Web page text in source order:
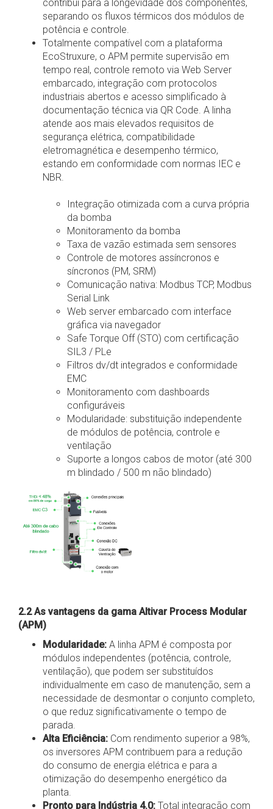
contribui para a longevidade dos componentes,
separando os fluxos térmicos dos módulos de
potência e controle.
Totalmente compatível com a plataforma
EcoStruxure, o APM permite supervisão em
tempo real, controle remoto via Web Server
embarcado, integração com protocolos
industriais abertos e acesso simplificado à
documentação técnica via QR Code. A linha
atende aos mais elevados requisitos de
segurança elétrica, compatibilidade
eletromagnética e desempenho térmico,
estando em conformidade com normas IEC e
NBR.
Integração otimizada com a curva própria
da bomba
Monitoramento da bomba
Taxa de vazão estimada sem sensores
Controle de motores assíncronos e
síncronos (PM, SRM)
Comunicação nativa: Modbus TCP, Modbus
Serial Link
Web server embarcado com interface
gráfica via navegador
Safe Torque Off (STO) com certificação
SIL3 / PLe
Filtros dv/dt integrados e conformidade
EMC
Monitoramento com dashboards
configuráveis
Modularidade: substituição independente
de módulos de potência, controle e
ventilação
Suporte a longos cabos de motor (até 300
m blindado / 500 m não blindado)
2.2 As vantagens da gama Altivar Process Modular
(APM)
Modularidade: A linha APM é composta por
módulos independentes (potência, controle,
ventilação), que podem ser substituídos
individualmente em caso de manutenção, sem a
necessidade de desmontar o conjunto completo,
o que reduz significativamente o tempo de
parada.
Alta Eficiência: Com rendimento superior a 98%,
os inversores APM contribuem para a redução
do consumo de energia elétrica e para a
otimização do desempenho energético da
planta.
Pronto para Indústria 4.0: Total integração com